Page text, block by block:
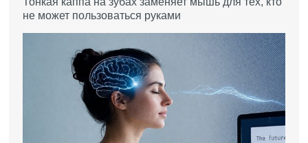
не может пользоваться руками